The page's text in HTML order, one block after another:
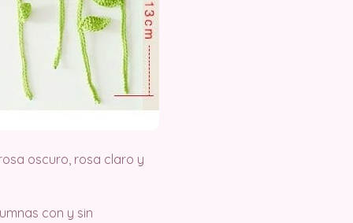
oscuro, rosa claro y
con y sin